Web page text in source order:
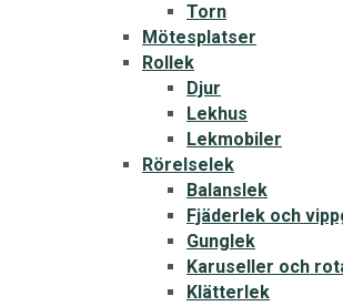
Torn
Mötesplatser
Rollek
Djur
Lekhus
Lekmobiler
Rörelselek
Balanslek
Fjäderlek och
Gunglek
Karuseller och
Klätterlek